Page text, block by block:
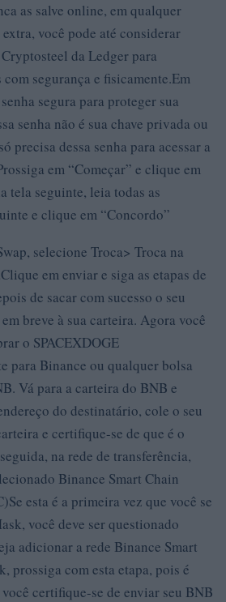
as salve online, em qualquer
você pode até considerar
da Ledger para
com segurança e fisicamente.Em
segura para proteger sua
senha não é sua chave privada ou
precisa dessa senha para acessar a
em “Começar” e clique em
tela seguinte, leia todas as
e clique em “Concordo”
selecione Troca> Troca na
em enviar e siga as etapas de
de sacar com sucesso o seu
breve à sua carteira. Agora você
o SPACEXDOGE
para Binance ou qualquer bolsa
Vá para a carteira do BNB e
do destinatário, cole o seu
e certifique-se de que é o
na rede de transferência,
Binance Smart Chain
esta é a primeira vez que você se
você deve ser questionado
adicionar a rede Binance Smart
prossiga com esta etapa, pois é
certifique-se de enviar seu BNB